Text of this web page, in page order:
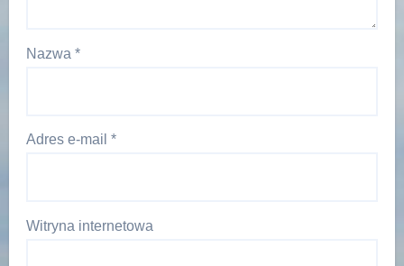
Nazwa *
Adres e-mail *
Witryna internetowa